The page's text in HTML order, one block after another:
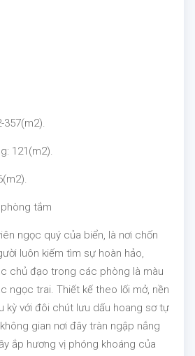
357(m2).
121(m2).
tắm
ngọc quý của biển, là nơi chốn
luôn kiếm tìm sự hoàn hảo,
chủ đạo trong các phòng là màu
ngọc trai. Thiết kế theo lối mở, nền
kỳ với đôi chút lưu dấu hoang sơ tự
gian nơi đây tràn ngập nắng
ắp hương vị phóng khoáng của